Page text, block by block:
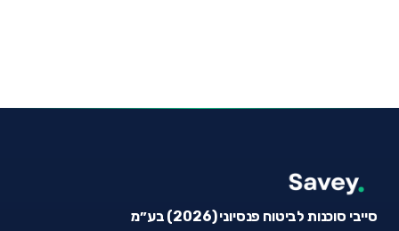
סייבי סוכנות לביטוח פנסיוני (2026) בע״מ